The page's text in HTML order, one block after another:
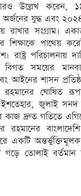
উল্লেখ করেন,
অর্জনের যুদ্ধ এবং
রাখার সংগ্রাম।
শিক্ষাকে পাথেয়
রাষ্ট্র পরিচালনায়
সময়ের
আইনের শাসন
রহমানের ঘোষিত
ইশতেহার, জুলাই
কাজ দ্রুত গতিতে
রহমানের
একটি
গড়ে তোলাই বর্তমান